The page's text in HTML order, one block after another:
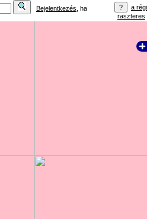
Bejelentkezés , ha
a régi
raszteres